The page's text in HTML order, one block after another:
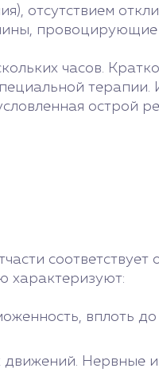
отсутствием
часов.
острой
характеризуют:
вплоть
движений. Нервные